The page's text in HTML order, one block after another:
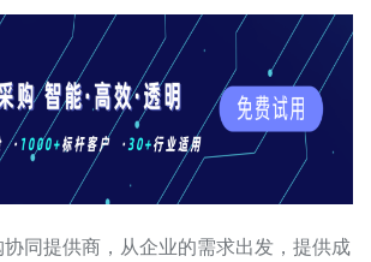
同提供商，从企业的需求出发，提供成